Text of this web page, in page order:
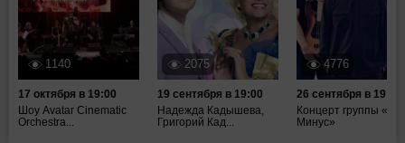
1140
17 октября в 19:00
Шоу Avatar Cinematic
Orchestra...
2075
19 сентября в 19:00
Надежда Кадышева,
Григорий Кад...
4776
26 сентября в 19:00
Концерт группы
Минус»